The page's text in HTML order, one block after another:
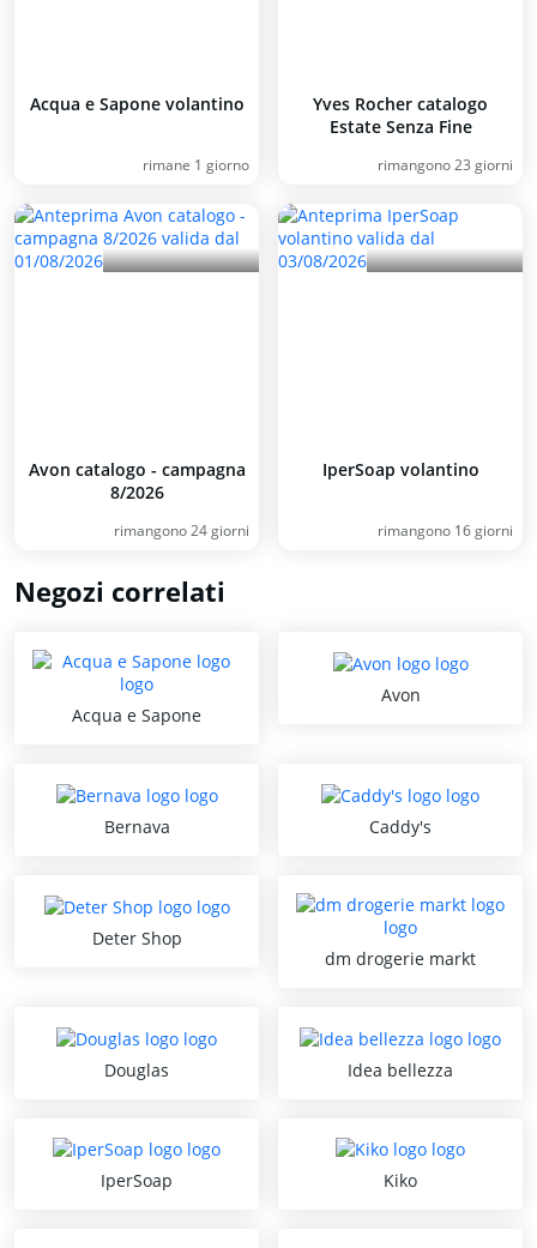
Acqua e Sapone volantino
rimane 1 giorno
Yves Rocher catalogo
Estate Senza Fine
rimangono 23 giorni
Avon catalogo - campagna
8/2026
rimangono 24 giorni
IperSoap volantino
rimangono 16 giorni
Negozi correlati
Acqua e Sapone
Avon
Bernava Caddy's
Deter Shop
dm drogerie markt
Douglas Idea bellezza
IperSoap Kiko